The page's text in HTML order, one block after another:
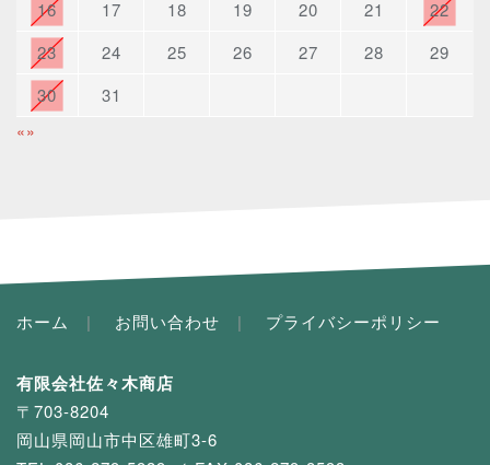
16
17 18 19 20 21
22
23
24 25 26 27 28
29
30
31
«»
ホーム お問い合わせ プライバシーポリシー
有限会社佐々木商店
〒703-8204
岡山県岡山市中区雄町3-6